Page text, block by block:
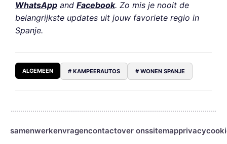
WhatsApp and Facebook. Zo mis je nooit de
belangrijkste updates uit jouw favoriete regio in
Spanje.
ALGEMEEN # KAMPEERAUTOS # WONEN SPANJE
samenwerkenvragencontactover onssitemapprivacy